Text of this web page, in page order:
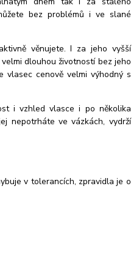
bez problémů i ve slané
věnujete. I za jeho vyšší
dlouhou životností bez jeho
vlasec cenově velmi výhodný s
i vzhled vlasce i po několika
nepotrháte ve vázkách, vydrží
v tolerancích, zpravidla je o